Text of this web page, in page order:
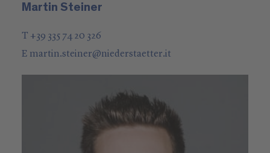
Martin Steiner
T +39 335 74 20 326
E martin.steiner@niederstaetter.it